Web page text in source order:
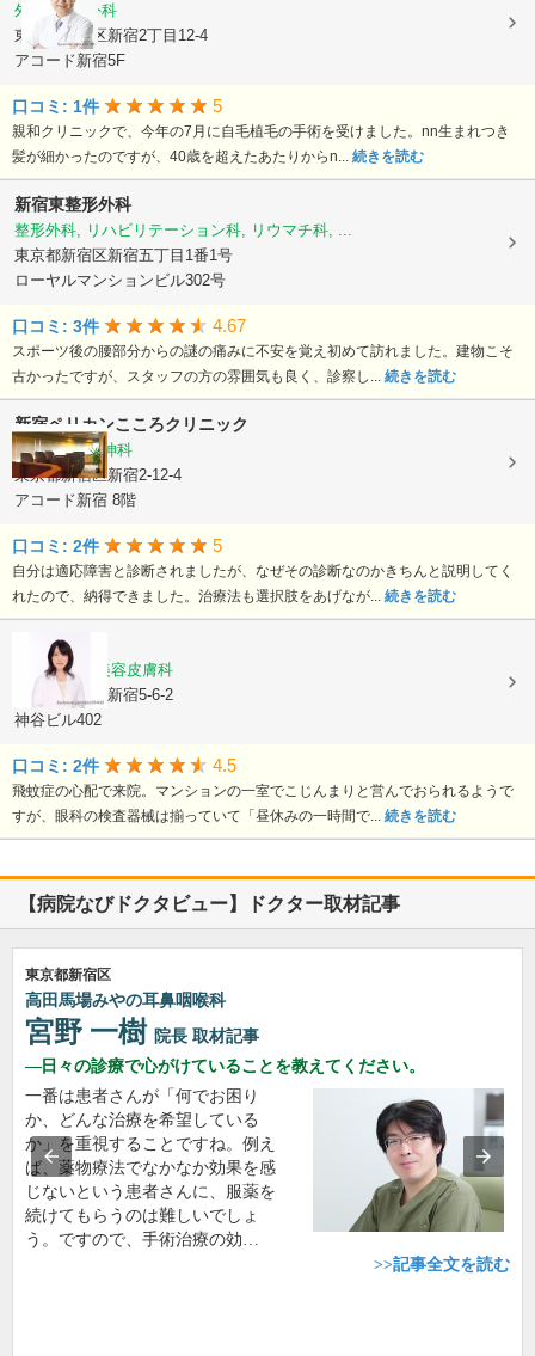
外科, 形成外科
東京都新宿区新宿2丁目12-4
アコード新宿5F
口コミ: 1件 5
親和クリニックで、今年の7月に自毛植毛の手術を受けました。nn生まれつき
髪が細かったのですが、40歳を超えたあたりからn... 続きを読む
新宿東整形外科
整形外科, リハビリテーション科, リウマチ科, ...
東京都新宿区新宿五丁目1番1号
ローヤルマンションビル302号
口コミ: 3件 4.67
スポーツ後の腰部分からの謎の痛みに不安を覚え初めて訪れました。建物こそ
古かったですが、スタッフの方の雰囲気も良く、診察し... 続きを読む
新宿ペリカンこころクリニック
心療内科, 精神科
東京都新宿区新宿2-12-4
アコード新宿 8階
口コミ: 2件 5
自分は適応障害と診断されましたが、なぜその診断なのかきちんと説明してく
れたので、納得できました。治療法も選択肢をあげなが... 続きを読む
K clinic
内科, 眼科, 美容皮膚科
東京都新宿区新宿5-6-2
神谷ビル402
口コミ: 2件 4.5
飛蚊症の心配で来院。マンションの一室でこじんまりと営んでおられるようで
すが、眼科の検査器械は揃っていて「昼休みの一時間で... 続きを読む
【病院なびドクタビュー】ドクター取材記事
東京都新宿区
高田馬場みやの耳鼻咽喉科
宮野 一樹 院長 取材記事
日々の診療で心がけていることを教えてください。
一番は患者さんが「何でお困り
か、どんな治療を希望している
か」を重視することですね。例え
ば、薬物療法でなかなか効果を感
じないという患者さんに、服薬を
続けてもらうのは難しいでしょ
う。ですので、手術治療の効…
>>記事全文を読む